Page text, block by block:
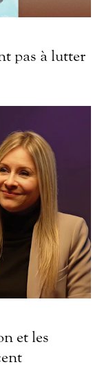
pas à lutter
et les